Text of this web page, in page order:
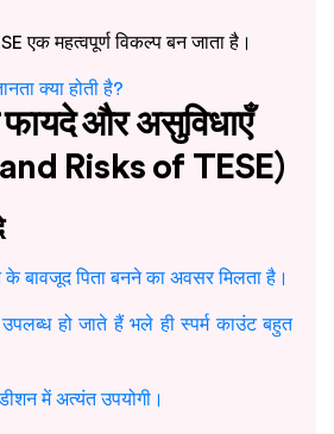
एक महत्वपूर्ण विकल्प बन जाता है।
क्या होती है?
और असुविधाएँ
Risks of TESE)
के बावजूद पिता बनने का अवसर मिलता है।
उपलब्ध हो जाते हैं भले ही स्पर्म काउंट बहुत
में अत्यंत उपयोगी।